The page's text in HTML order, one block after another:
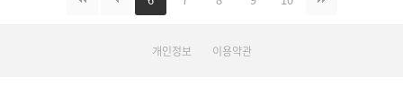
개인정보 이용약관